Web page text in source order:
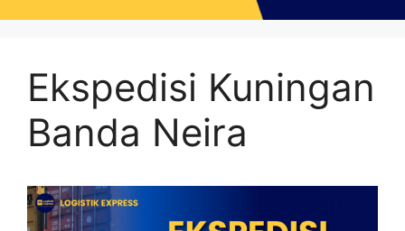
Ekspedisi Kuningan
Banda Neira